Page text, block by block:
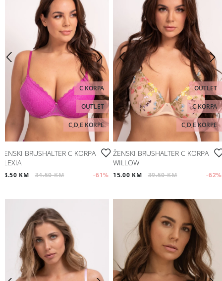
C KORPA
OUTLET
C,D,E KORPE
ŽENSKI BRUSHALTER C KORPA
ALEXIA
13.50 KM 34.50 KM -61%
OUTLET
C KORPA
C,D,E KORPE
ŽENSKI BRUSHALTER C KORPA
WILLOW
15.00 KM 39.50 KM -62%